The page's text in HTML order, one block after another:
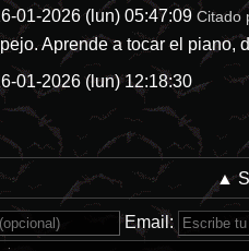
01-2026 (lun) 05:47:09 Citado
Aprende a tocar el piano,
01-2026 (lun) 12:18:30
▲
Email: